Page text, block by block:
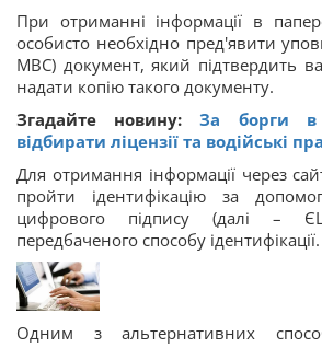
При отриманні інформації в
особисто необхідно пред'явити
МВС) документ, який підтвердить
надати копію такого документу.
Згадайте новину:За борги в
відбирати ліцензії та водійські
Для отримання інформації через
пройти ідентифікацію за
цифрового підпису (далі –
передбаченого способу ідентифікації.
Одним з альтернативних